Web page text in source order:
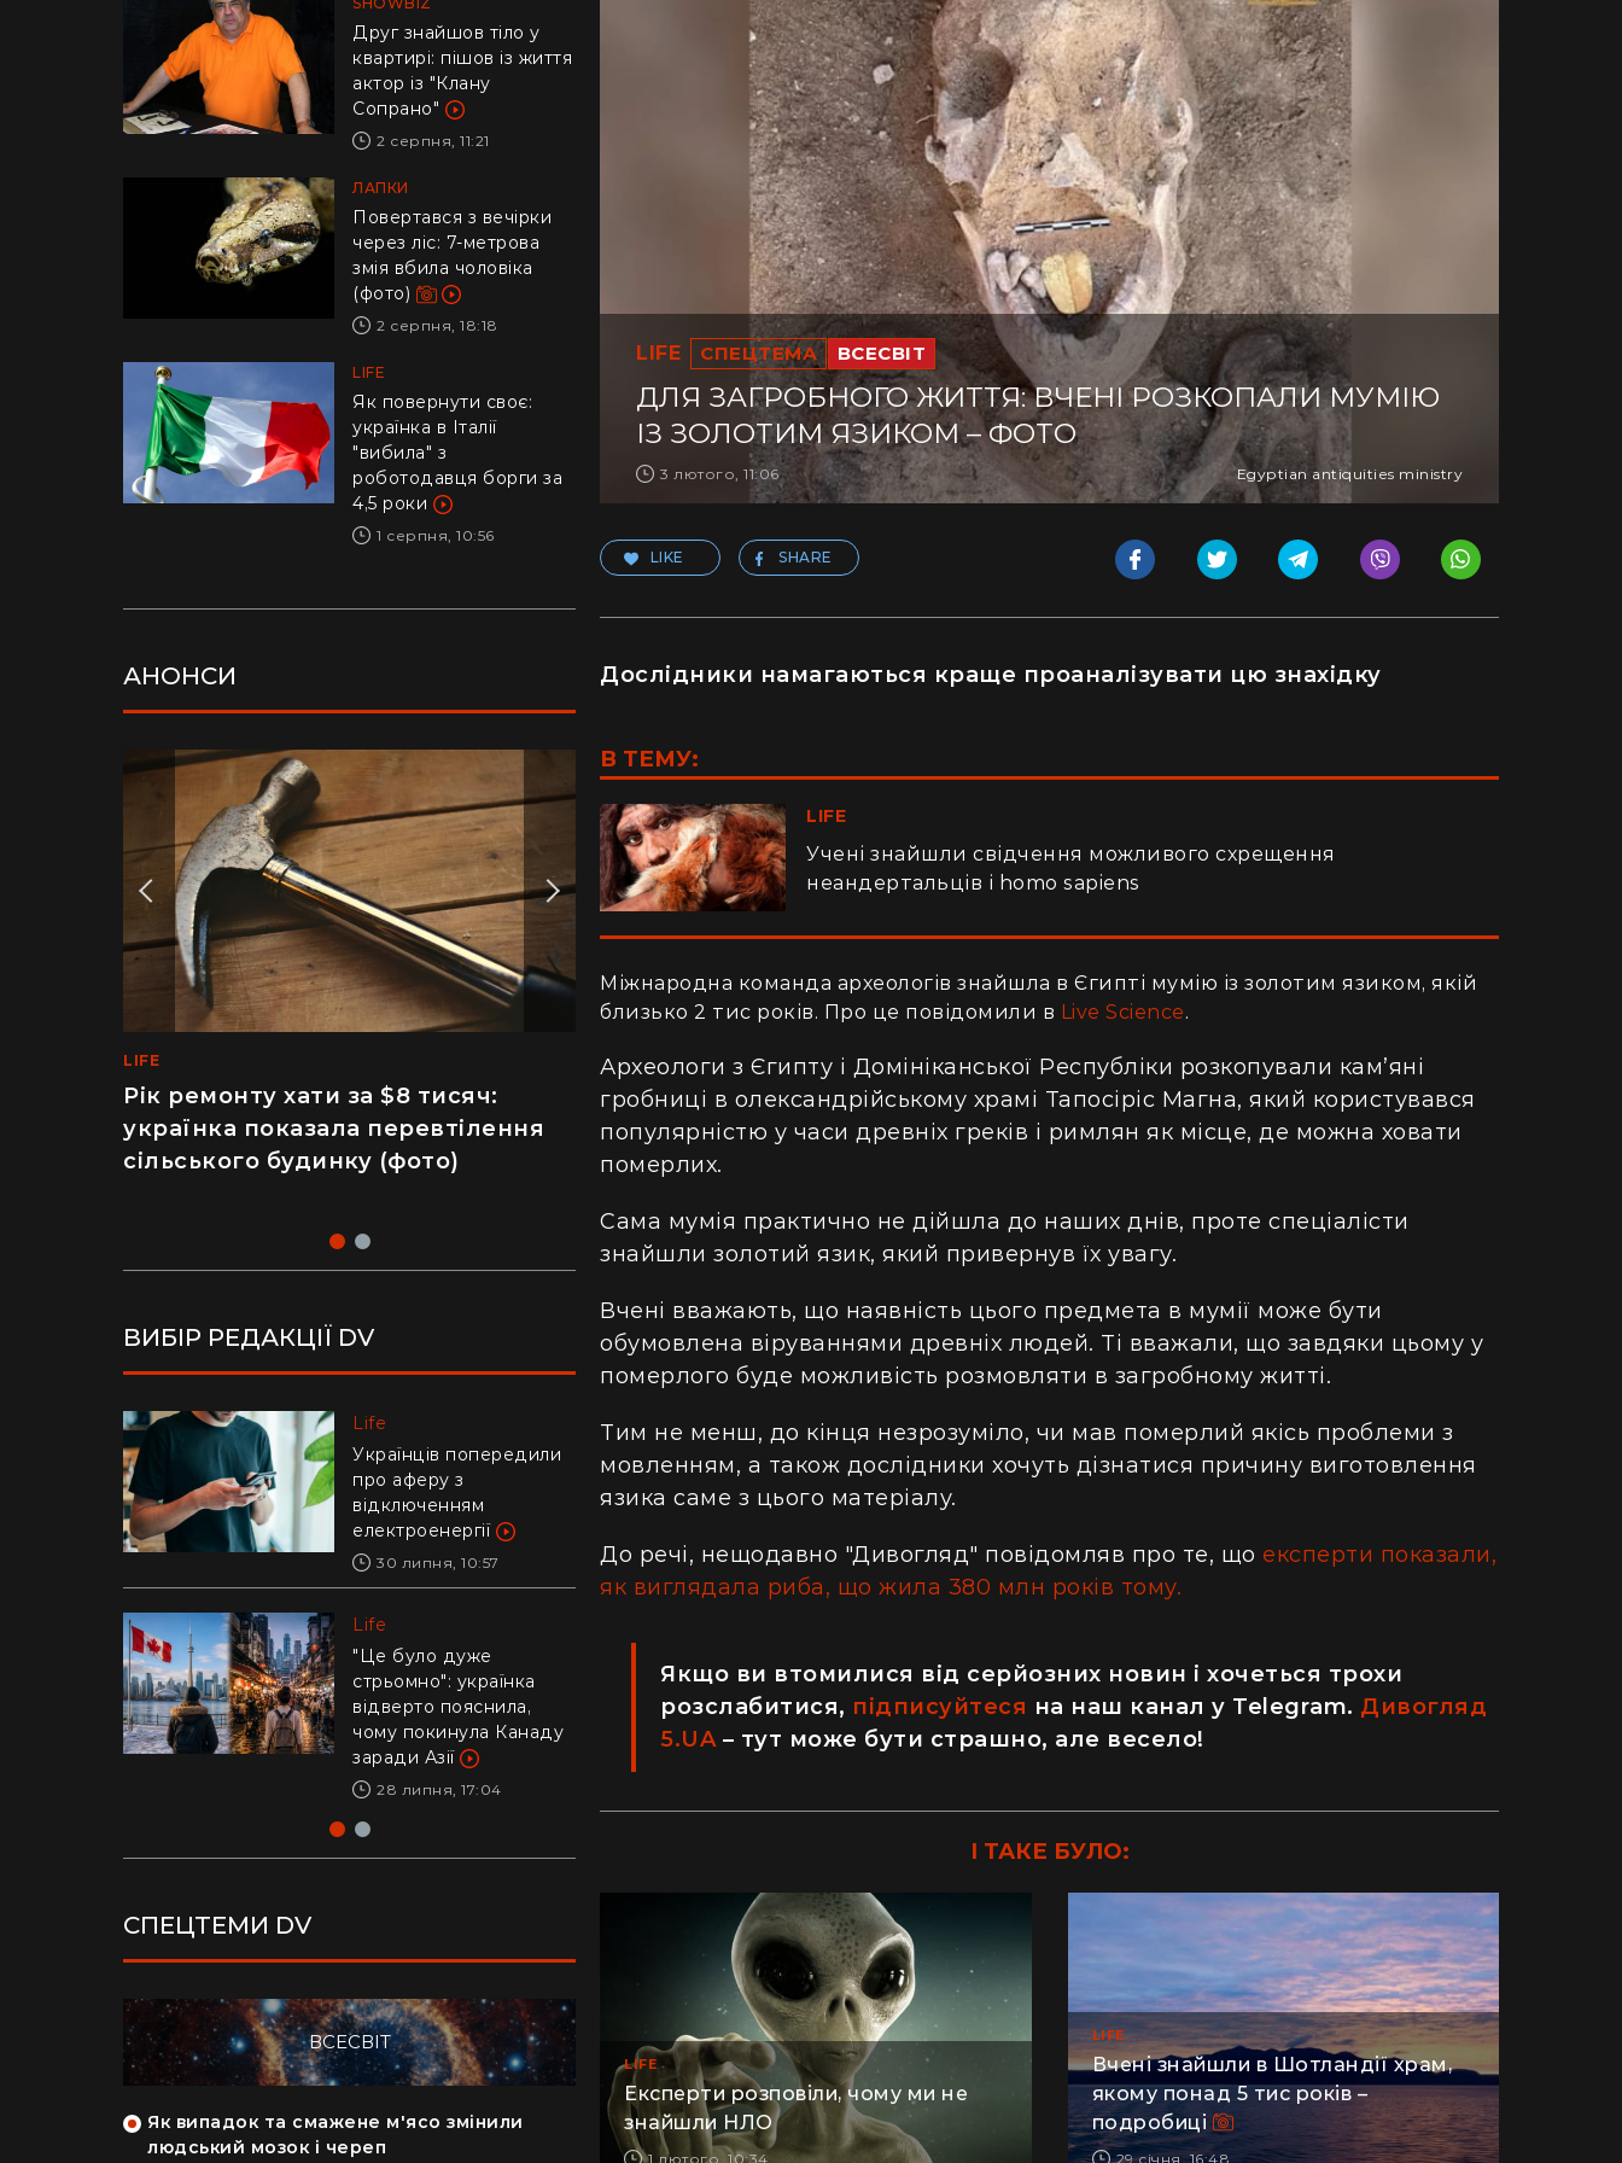
Друг знайшов тіло у
квартирі: пішов із життя
актор із "Клану
Сопрано"
2 серпня, 11:21
ЛАПКИ
Повертався з вечірки
через ліс: 7-метрова
змія вбила чоловіка
(фото)
2 серпня, 18:18
LIFE
​Як повернути своє:
українка в Італії
"вибила" з
роботодавця борги за
4,5 роки
1 серпня, 10:56
АНОНСИ
LIFE
Рік ремонту хати за $8 тисяч:
українка показала перевтілення
сільського будинку (фото)
MEDINFO
Майже 2 тисячі отруєнь через
салат – як відвідування
популярного ресторану призвело
ВИБІР РЕДАКЦІЇ DV
Life
Українців попередили
про аферу з
відключенням
електроенергії
30 липня, 10:57
Life
"Це було дуже
стрьомно": українка
відверто пояснила,
чому покинула Канаду
заради Азії
28 липня, 17:04
Life
Ледь втримали на
руках: у Дніпрі рибалки
витягли з річки
гігантського коропа
(відео)
28 липня, 17:47
Life
Драматичне відео із
Каліфорнії: 16-річний
ризикнув життям
заради дитини –
реакція Трампа
ВСЕСВІТ
Як випадок та смажене м'ясо змінили
ПОДОРОЖІ
"Я відчув, як трясеться земля": перед
ДІМ
"Жодну рослину не посаджу": як кияни
LIFE СПЕЦТЕМА ВСЕСВІТ
ДЛЯ ЗАГРОБНОГО ЖИТТЯ: ВЧЕНІ РОЗКОПАЛИ МУМІЮ
ІЗ ЗОЛОТИМ ЯЗИКОМ – ФОТО
3 лютого, 11:06 Egyptian antiquities ministry
LIKE SHARE
Дослідники намагаються краще проаналізувати цю знахідку
В ТЕМУ:
LIFE
Учені знайшли свідчення можливого схрещення
неандертальців і homo sapiens
Міжнародна команда археологів знайшла в Єгипті мумію із золотим язиком, якій
близько 2 тис років. Про це повідомили в Live Science.
Археологи з Єгипту і Домініканської Республіки розкопували кам’яні
гробниці в олександрійському храмі Тапосіріс Магна, який користувався
популярністю у часи древніх греків і римлян як місце, де можна ховати
померлих.
Сама мумія практично не дійшла до наших днів, проте спеціалісти
знайшли золотий язик, який привернув їх увагу.
Вчені вважають, що наявність цього предмета в мумії може бути
обумовлена віруваннями древніх людей. Ті вважали, що завдяки цьому у
померлого буде можливість розмовляти в загробному житті.
Тим не менш, до кінця незрозуміло, чи мав померлий якісь проблеми з
мовленням, а також дослідники хочуть дізнатися причину виготовлення
язика саме з цього матеріалу.
До речі, нещодавно "Дивогляд" повідомляв про те, що експерти показали,
як виглядала риба, що жила 380 млн років тому.
Якщо ви втомилися від серйозних новин і хочеться трохи
розслабитися, підписуйтеся на наш канал у Telegram. Дивогляд
5.UA– тут може бути страшно, але весело!
І ТАКЕ БУЛО:
LIFE
Експерти розповіли, чому ми не
знайшли НЛО
1 лютого, 10:34
LIFE
Вчені знайшли в Шотландії храм,
якому понад 5 тис років –
подробиці
29 січня, 16:48